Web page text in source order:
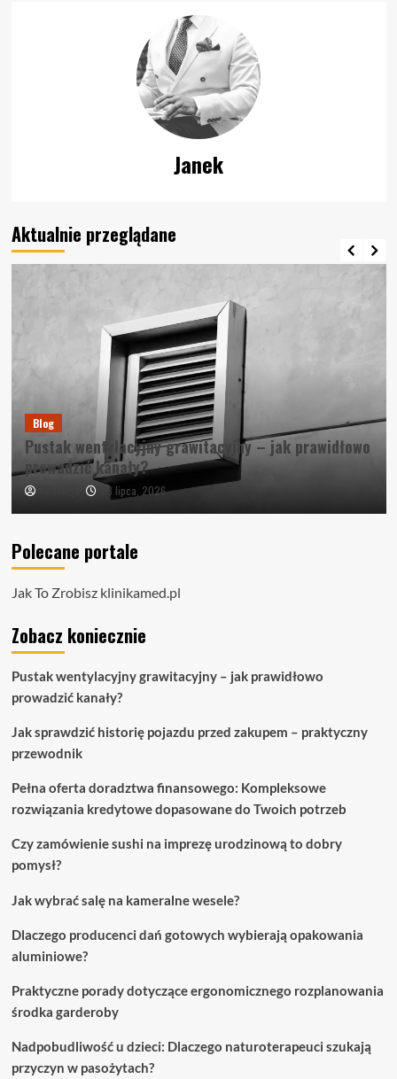
Janek
Aktualnie przeglądane
Blog
Pustak wentylacyjny grawitacyjny – jak prawidłowo
prowadzić kanały?
23 lipca, 2026
Polecane portale
Jak To Zrobisz klinikamed.pl
Zobacz koniecznie
Pustak wentylacyjny grawitacyjny – jak prawidłowo
prowadzić kanały?
Jak sprawdzić historię pojazdu przed zakupem – praktyczny
przewodnik
Pełna oferta doradztwa finansowego: Kompleksowe
rozwiązania kredytowe dopasowane do Twoich potrzeb
Czy zamówienie sushi na imprezę urodzinową to dobry
pomysł?
Jak wybrać salę na kameralne wesele?
Dlaczego producenci dań gotowych wybierają opakowania
aluminiowe?
Praktyczne porady dotyczące ergonomicznego rozplanowania
środka garderoby
Nadpobudliwość u dzieci: Dlaczego naturoterapeuci szukają
przyczyn w pasożytach?